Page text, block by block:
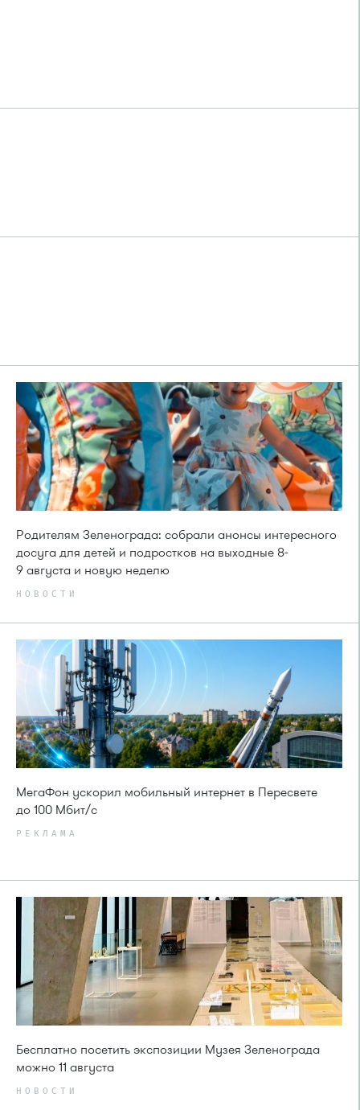
Родителям Зеленограда: собрали анонсы интересного
досуга для детей и подростков на выходные 8-
9 августа и новую неделю
НОВОСТИ
МегаФон ускорил мобильный интернет в Пересвете
до 100 Мбит/с
РЕКЛАМА
Бесплатно посетить экспозиции Музея Зеленограда
можно 11 августа
НОВОСТИ